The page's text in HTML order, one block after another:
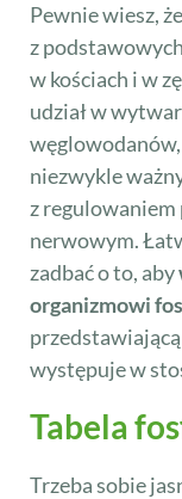
Pewnie wiesz,
z
w kościach i w
udział w
węglowodanów,
niezwykle
z regulowaniem
nerwowym.
zadbać o to, aby
organizmowi
występuje w
Tabela
Trzeba sobie